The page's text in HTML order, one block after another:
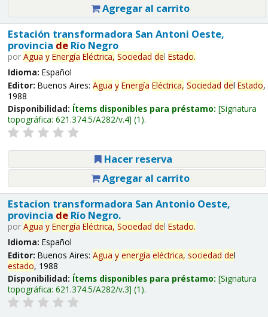
Agregar al carrito
Estación transformadora San Antoni Oeste,
provincia deRío Negro
por Agua y Energía Eléctrica, Sociedad del Estado.
Idioma: Español
Editor: Buenos Aires: Agua y Energía Eléctrica, Sociedad del Estado,
1988
Disponibilidad: Ítems disponibles para préstamo: Signatura
topográfica: 621.374.5/A282/v.4 (1).
Hacer reserva
Agregar al carrito
Estacion transformadora San Antonio Oeste,
provincia deRío Negro.
por Agua y Energía Eléctrica, Sociedad del Estado.
Idioma: Español
Editor: Buenos Aires: Agua y energía eléctrica, sociedad del
estado, 1988
Disponibilidad: Ítems disponibles para préstamo: Signatura
topográfica: 621.374.5/A282/v.3 (1).